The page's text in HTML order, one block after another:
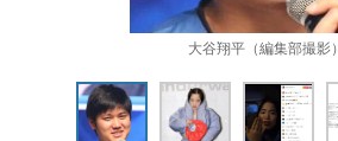
大谷翔平（編集部撮影）